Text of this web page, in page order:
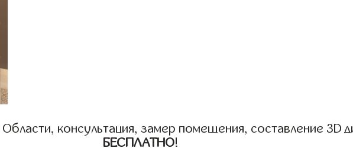
консультация, замер помещения, составление 3D
БЕСПЛАТНО!